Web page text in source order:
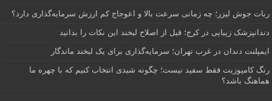
ربات جوش لیزر؛ چه زمانی سرعت بالا و اعوجاج کم ارزش سرمایه‌گذاری دارد؟
دندانپزشک زیبایی در کرج؛ قبل از اصلاح لبخند این نکات را بدانید
ایمپلنت دندان در غرب تهران؛ سرمایه‌گذاری برای یک لبخند ماندگار
رنگ کامپوزیت فقط سفید نیست؛ چگونه شیدی انتخاب کنیم که با چهره ما
هماهنگ باشد؟